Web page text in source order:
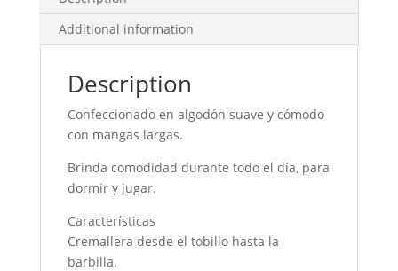
Additional information
Description
Confeccionado en algodón suave y cómodo
con mangas largas.
Brinda comodidad durante todo el día, para
dormir y jugar.
Características
Cremallera desde el tobillo hasta la
barbilla.